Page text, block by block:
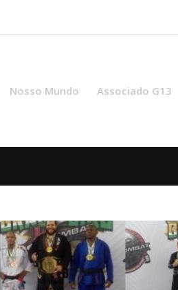
Nosso Mundo Associado G13